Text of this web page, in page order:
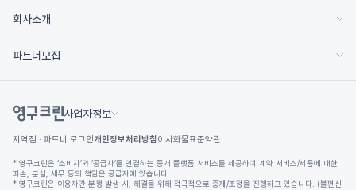
회사소개
파트너모집
사업자정보
지역점 · 파트너 로그인개인정보처리방침 이사화물표준약관
* 영구크린은 ‘소비자’와 ‘공급자’를 연결하는 중개 플랫폼 서비스를 제공하여 계약 서비스/제품에 대한
파손, 분실, 세무 등의 책임은 공급자에 있습니다.
* 영구크린은 이용자간 분쟁 발생 시, 해결을 위해 적극적으로 중재/조정을 진행하고 있습니다. (불편신